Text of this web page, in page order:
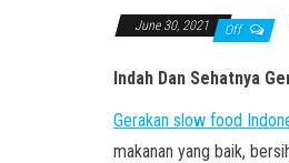
June 30, 2021 Off
Indah Dan Sehatnya
Gerakan slow food
makanan yang baik,